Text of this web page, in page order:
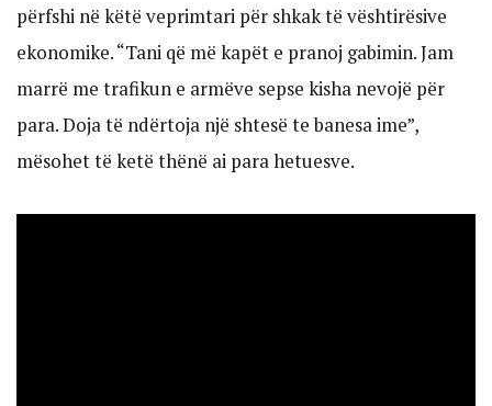
përfshi në këtë veprimtari për shkak të vështirësive
ekonomike. “Tani që më kapët e pranoj gabimin. Jam
marrë me trafikun e armëve sepse kisha nevojë për
para. Doja të ndërtoja një shtesë te banesa ime”,
mësohet të ketë thënë ai para hetuesve.